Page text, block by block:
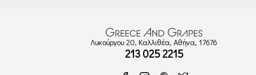
Λυκούργου 20, Καλλιθέα, Αθήνα, 17676
213 025 2215